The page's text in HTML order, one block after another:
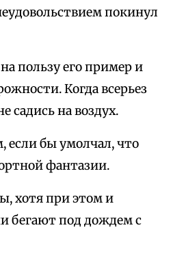
покинул
пользу его пример и
Когда всерьез
садись на воздух.
если бы умолчал, что
фантазии.
хотя при этом и
бегают под дождем с